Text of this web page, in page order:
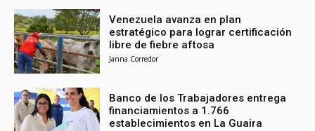
Venezuela avanza en plan
estratégico para lograr certificación
libre de fiebre aftosa
Janna Corredor
Banco de los Trabajadores entrega
financiamientos a 1.766
establecimientos en La Guaira